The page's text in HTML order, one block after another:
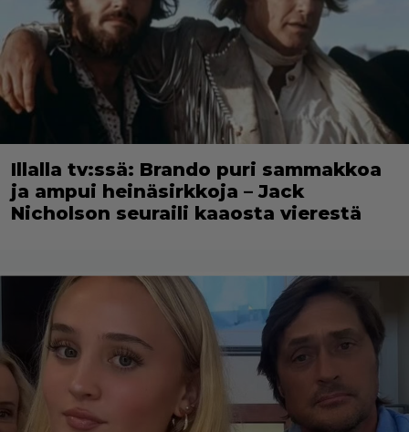
Illalla tv:ssä: Brando puri sammakkoa
ja ampui heinäsirkkoja – Jack
Nicholson seuraili kaaosta vierestä